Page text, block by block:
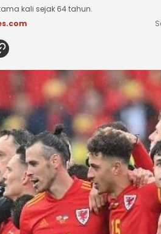
kali sejak 64 tahun.